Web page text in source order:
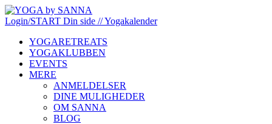
Login/START Din side // Yogakalender
YOGARETREATS
YOGAKLUBBEN
EVENTS
MERE
ANMELDELSER
DINE MULIGHEDER
OM SANNA
BLOG